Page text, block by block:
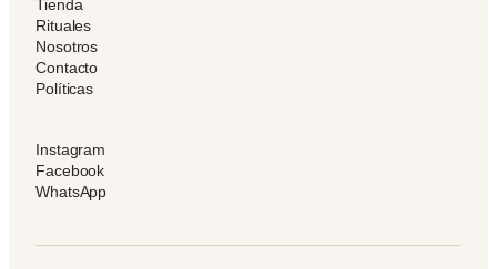
Tienda
Rituales
Nosotros
Contacto
Políticas
Instagram
Facebook
WhatsApp